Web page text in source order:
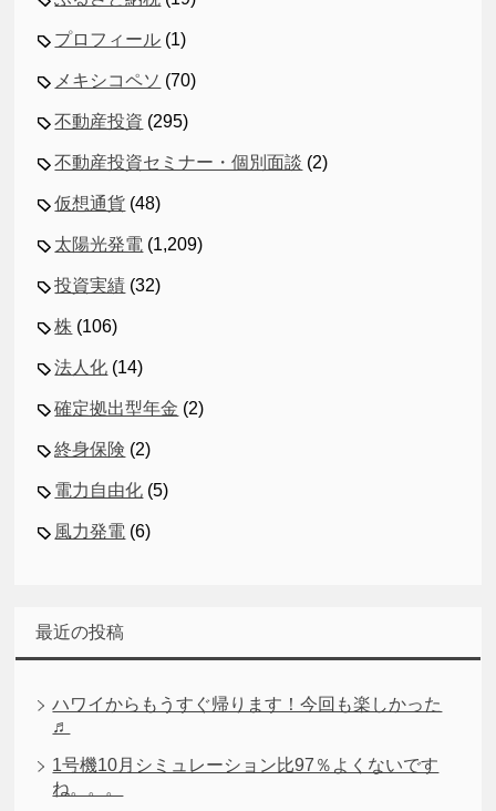
プロフィール (1)
メキシコペソ (70)
不動産投資 (295)
不動産投資セミナー・個別面談 (2)
仮想通貨 (48)
太陽光発電 (1,209)
投資実績 (32)
株 (106)
法人化 (14)
確定拠出型年金 (2)
終身保険 (2)
電力自由化 (5)
風力発電 (6)
最近の投稿
ハワイからもうすぐ帰ります！今回も楽しかった
♬
1号機10月シミュレーション比97％よくないです
ね。。。